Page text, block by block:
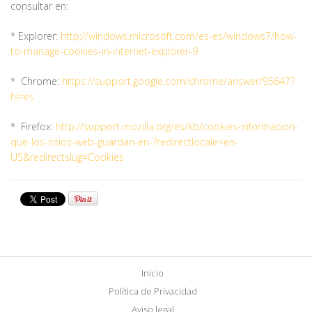
consultar en:
* Explorer: http://windows.microsoft.com/es-es/windows7/how-
to-manage-cookies-in-internet-explorer-9
* Chrome: https://support.google.com/chrome/answer/95647?
hl=es
* Firefox: http://support.mozilla.org/es/kb/cookies-informacion-
que-los-sitios-web-guardan-en-?redirectlocale=en-
US&redirectslug=Cookies
Inicio
Política de Privacidad
Aviso legal